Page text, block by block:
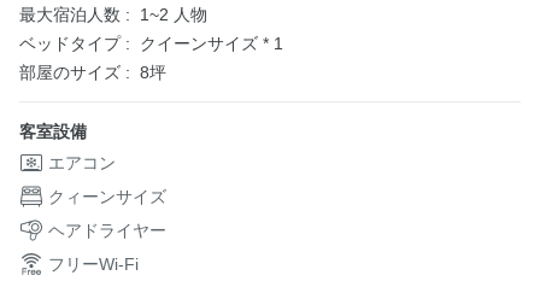
最大宿泊人数 :
1~2 人物
ベッドタイプ :
クイーンサイズ * 1
部屋のサイズ : 8坪
客室設備
エアコン
クィーンサイズ
ヘアドライヤー
フリーWi-Fi